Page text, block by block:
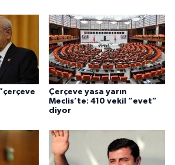
Çerçeve yasa yarın
Meclis’te: 410 vekil “evet”
diyor